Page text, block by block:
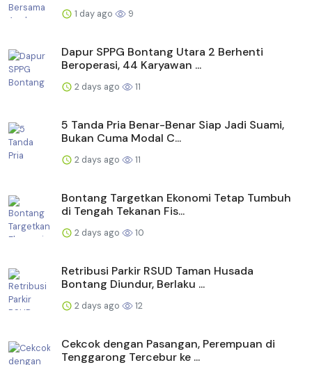
1 day ago 9
Dapur SPPG Bontang Utara 2 Berhenti
Beroperasi, 44 Karyawan ...
2 days ago 11
5 Tanda Pria Benar-Benar Siap Jadi Suami,
Bukan Cuma Modal C...
2 days ago 11
Bontang Targetkan Ekonomi Tetap Tumbuh
di Tengah Tekanan Fis...
2 days ago 10
Retribusi Parkir RSUD Taman Husada
Bontang Diundur, Berlaku ...
2 days ago 12
Cekcok dengan Pasangan, Perempuan di
Tenggarong Tercebur ke ...